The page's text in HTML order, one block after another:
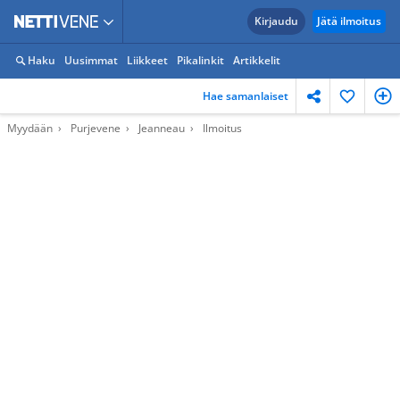
Kirjaudu Jätä ilmoitus
Haku Uusimmat Liikkeet Pikalinkit Artikkelit
Hae samanlaiset
Myydään Purjevene Jeanneau Ilmoitus